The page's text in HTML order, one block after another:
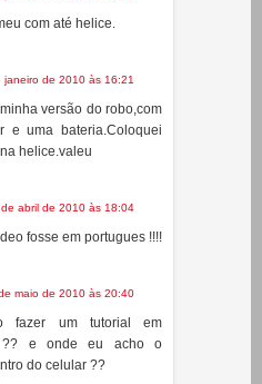
com até helice.
janeiro de 2010 às 16:21
versão do robo,com
e uma bateria.Coloquei
helice.valeu
fosse em portugues !!!!
maio de 2010 às 20:40
fazer um tutorial em